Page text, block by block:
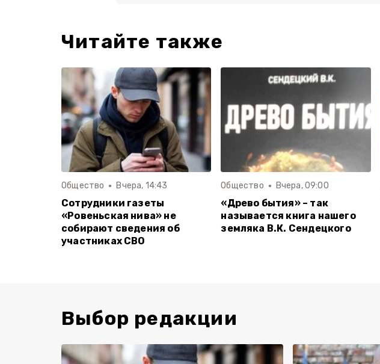
Читайте также
Общество Вчера, 14:43
Сотрудники газеты
«Ровеньская нива» не
собирают сведения об
участниках СВО
Общество Вчера, 09:00
«Древо бытия» – так
называется книга нашего
земляка В.К. Сендецкого
Выбор редакции